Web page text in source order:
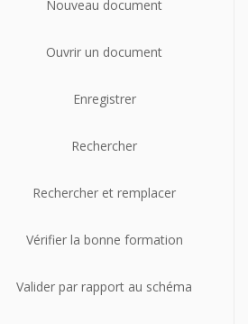
Nouveau document
Ouvrir un document
Enregistrer
Rechercher
Rechercher et remplacer
Vérifier la bonne formation
Valider par rapport au schéma